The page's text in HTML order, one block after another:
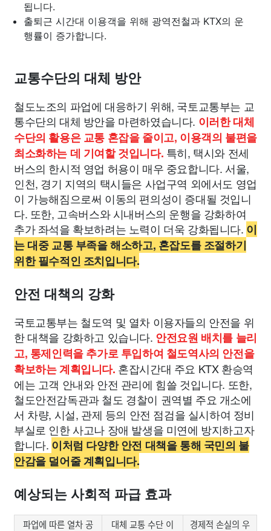
됩니다.
출퇴근 시간대 이용객을 위해 광역전철과 KTX의 운
행률이 증가합니다.
교통수단의 대체 방안
철도노조의 파업에 대응하기 위해, 국토교통부는 교
통수단의 대체 방안을 마련하였습니다. 이러한 대체
수단의 활용은 교통 혼잡을 줄이고, 이용객의 불편을
최소화하는 데 기여할 것입니다. 특히, 택시와 전세
버스의 한시적 영업 허용이 매우 중요합니다. 서울,
인천, 경기 지역의 택시들은 사업구역 외에서도 영업
이 가능해짐으로써 이동의 편의성이 증대될 것입니
다. 또한, 고속버스와 시내버스의 운행을 강화하여
추가 좌석을 확보하려는 노력이 더욱 강화됩니다. 이
는 대중 교통 부족을 해소하고, 혼잡도를 조절하기
위한 필수적인 조치입니다.
안전 대책의 강화
국토교통부는 철도역 및 열차 이용자들의 안전을 위
한 대책을 강화하고 있습니다. 안전요원 배치를 늘리
고, 통제인력을 추가로 투입하여 철도역사의 안전을
확보하는 계획입니다. 혼잡시간대 주요 KTX 환승역
에는 고객 안내와 안전 관리에 힘쓸 것입니다. 또한,
철도안전감독관과 철도 경찰이 권역별 주요 개소에
서 차량, 시설, 관제 등의 안전 점검을 실시하여 정비
부실로 인한 사고나 장애 발생을 미연에 방지하고자
합니다. 이처럼 다양한 안전 대책을 통해 국민의 불
안감을 덜어줄 계획입니다.
예상되는 사회적 파급 효과
파업에 따른 열차 공
대체 교통 수단 이
경제적 손실의 우